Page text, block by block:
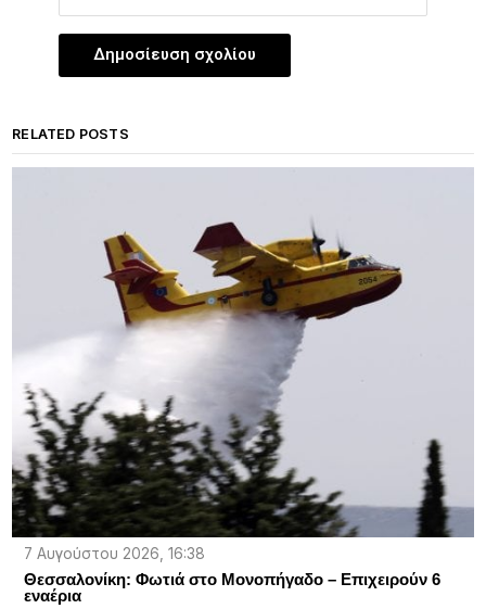
RELATED POSTS
7 Αυγούστου 2026, 16:38
Θεσσαλονίκη: Φωτιά στο Μονοπήγαδο – Επιχειρούν 6
εναέρια